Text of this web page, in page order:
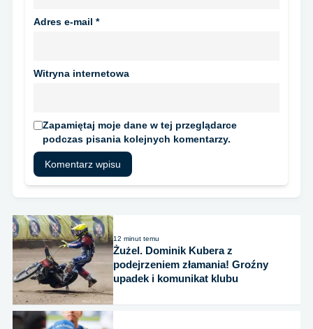
Adres e-mail *
Witryna internetowa
Zapamiętaj moje dane w tej przeglądarce
podczas pisania kolejnych komentarzy.
12 minut temu
Żużel. Dominik Kubera z
podejrzeniem złamania! Groźny
upadek i komunikat klubu